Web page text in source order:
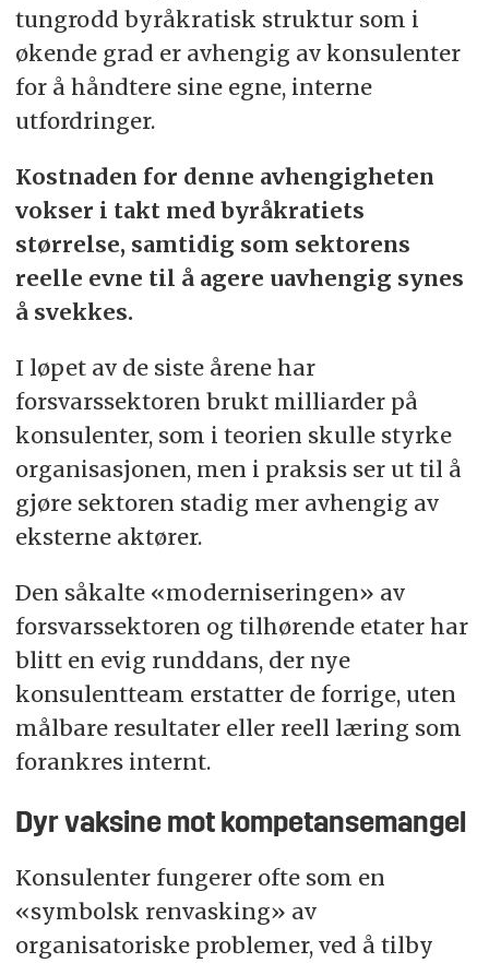
tungrodd byråkratisk struktur som i
økende grad er avhengig av konsulenter
for å håndtere sine egne, interne
utfordringer.
Kostnaden for denne avhengigheten
vokser i takt med byråkratiets
størrelse, samtidig som sektorens
reelle evne til å agere uavhengig synes
å svekkes.
I løpet av de siste årene har
forsvarssektoren brukt milliarder på
konsulenter, som i teorien skulle styrke
organisasjonen, men i praksis ser ut til å
gjøre sektoren stadig mer avhengig av
eksterne aktører.
Den såkalte «moderniseringen» av
forsvarssektoren og tilhørende etater har
blitt en evig runddans, der nye
konsulentteam erstatter de forrige, uten
målbare resultater eller reell læring som
forankres internt.
Dyr vaksine mot kompetansemangel
Konsulenter fungerer ofte som en
«symbolsk renvasking» av
organisatoriske problemer, ved å tilby